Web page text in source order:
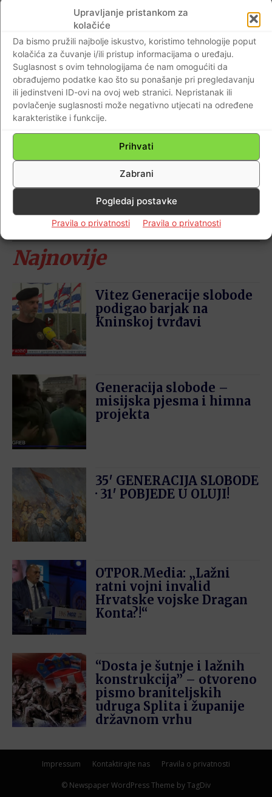
Upravljanje pristankom za
kolačiće
Da bismo pružili najbolje iskustvo, koristimo tehnologije poput
kolačića za čuvanje i/ili pristup informacijama o uređaju.
Suglasnost s ovim tehnologijama će nam omogućiti da
obrađujemo podatke kao što su ponašanje pri pregledavanju
ili jedinstveni ID-ovi na ovoj web stranici. Nepristanak ili
povlačenje suglasnosti može negativno utjecati na određene
karakteristike i funkcije.
Prihvati
Zabrani
Pogledaj postavke
Pravila o privatnosti Pravila o privatnosti
po pivnicama i otkrio svoj govornički
talent. Prvotno malena stranka počela je
naglo rasti, jer su ljudi bili privučeni
njegovom govorničkom vještinom, koja je i
njemu samom bila veliko otkriće.
Nacistički govori bili su antisemitski,
antikapitalistički, antiliberalni,
antidemokratski te naročito
Najnovije
Vitez Generacije slobode
podigao barjak na
Kninskoj tvrđavi
Generacija slobode –
misijska pjesma i himna
projekta
35′ GENERACIJA SLOBODE
· 31′ POBJEDE U OLUJI!
OTPOR.Media: „Lažni
ratni vojni invalid
Hrvatske vojske Dragan
Konta?!“
“Dosta je šutnje i lažnih
konstrukcija” – otvoreno
pismo braniteljskih
udruga Splita i županije
državnom vrhu
Impressum Kontaktirajte nas Pravila o privatnosti
© Newspaper WordPress Theme by TagDiv